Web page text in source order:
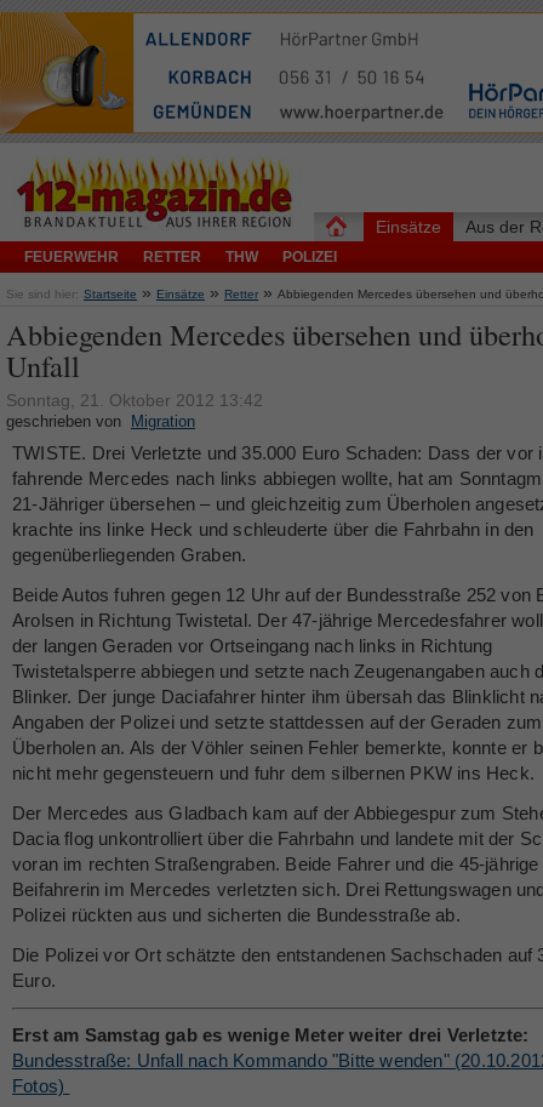
Einsätze
FEUERWEHR RETTER THW POLIZEI
Aus der
Sie sind hier: Startseite » Einsätze » Retter » Abbiegenden Mercedes übersehen und
Abbiegenden Mercedes übersehen und
Unfall
Sonntag, 21. Oktober 2012 13:42
geschrieben von Migration
TWISTE. Drei Verletzte und 35.000 Euro Schaden: Dass der vor
fahrende Mercedes nach links abbiegen wollte, hat am
21-Jähriger übersehen – und gleichzeitig zum Überholen
krachte ins linke Heck und schleuderte über die Fahrbahn in den
gegenüberliegenden Graben.
Beide Autos fuhren gegen 12 Uhr auf der Bundesstraße 252 von
Arolsen in Richtung Twistetal. Der 47-jährige Mercedesfahrer
der langen Geraden vor Ortseingang nach links in Richtung
Twistetalsperre abbiegen und setzte nach Zeugenangaben auch
Blinker. Der junge Daciafahrer hinter ihm übersah das Blinklicht
Angaben der Polizei und setzte stattdessen auf der Geraden zum
Überholen an. Als der Vöhler seinen Fehler bemerkte, konnte er
nicht mehr gegensteuern und fuhr dem silbernen PKW ins Heck.
Der Mercedes aus Gladbach kam auf der Abbiegespur zum
Dacia flog unkontrolliert über die Fahrbahn und landete mit der
voran im rechten Straßengraben. Beide Fahrer und die 45-jährige
Beifahrerin im Mercedes verletzten sich. Drei Rettungswagen
Polizei rückten aus und sicherten die Bundesstraße ab.
Die Polizei vor Ort schätzte den entstandenen Sachschaden auf
Euro.
Erst am Samstag gab es wenige Meter weiter drei Verletzte:
Bundesstraße: Unfall nach Kommando "Bitte wenden"
Fotos)